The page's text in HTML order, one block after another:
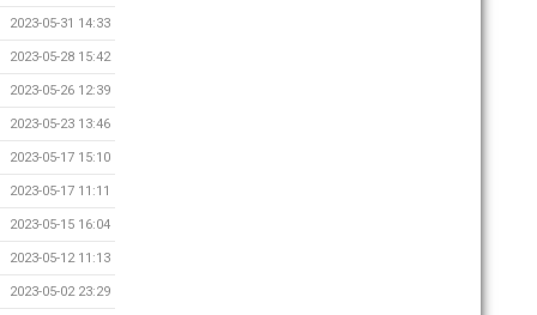
2023-05-31 14:33
2023-05-28 15:42
2023-05-26 12:39
2023-05-23 13:46
2023-05-17 15:10
2023-05-17 11:11
2023-05-15 16:04
2023-05-12 11:13
2023-05-02 23:29